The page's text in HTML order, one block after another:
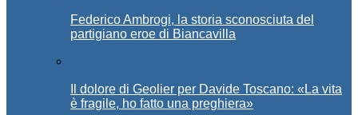
Federico Ambrogi, la storia sconosciuta del
partigiano eroe di Biancavilla
Il dolore di Geolier per Davide Toscano: «La vita
è fragile, ho fatto una preghiera»